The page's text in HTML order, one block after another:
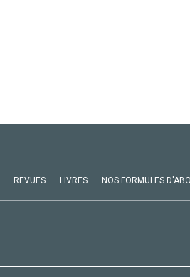
REVUES LIVRES NOS FORMULES